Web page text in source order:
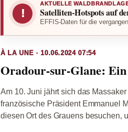
!
AKTUELLE
Satelliten-Hotspots auf
EFFIS-Daten für die
À LA UNE · 10.06.2024 07:54
Oradour-sur-Glane: Ein
Am 10. Juni jährt sich das
französische Präsident Emmanuel
diesen Ort des Grauens besuchen,